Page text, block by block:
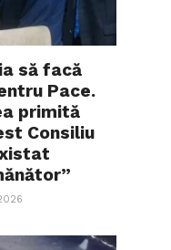
să facă
Pace.
primită
Consiliu